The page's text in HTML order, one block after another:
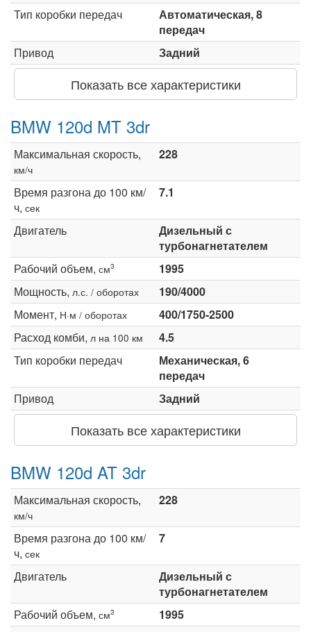
Тип коробки передач
Автоматическая, 8
передач
Привод
Задний
Показать все характеристики
BMW 120d MT 3dr
Максимальная скорость,
км/ч
228
Время разгона до 100 км/
ч, сек
7.1
Двигатель
Дизельный с
турбонагнетателем
Рабочий объем, см3
1995
Мощность, л.с. / оборотах
190/4000
Момент, Н·м / оборотах
400/1750-2500
Расход комби, л на 100 км
4.5
Тип коробки передач
Механическая, 6
передач
Привод
Задний
Показать все характеристики
BMW 120d AT 3dr
Максимальная скорость,
км/ч
228
Время разгона до 100 км/
ч, сек
7
Двигатель
Дизельный с
турбонагнетателем
Рабочий объем, см3
1995